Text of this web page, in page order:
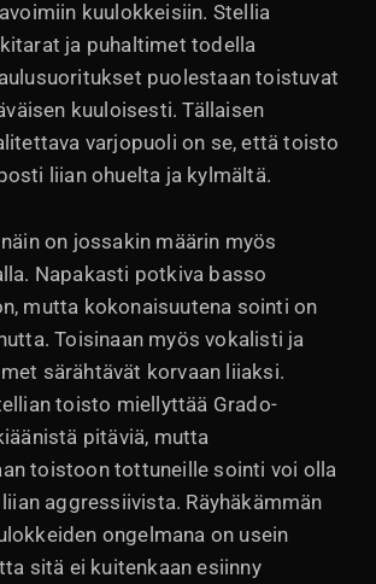
kuulokkeisiin. Stellia
ja puhaltimet todella
puolestaan toistuvat
kuuloisesti. Tällaisen
varjopuoli on se, että toisto
liian ohuelta ja kylmältä.
on jossakin määrin myös
Napakasti potkiva basso
mutta kokonaisuutena sointi on
Toisinaan myös vokalisti ja
särähtävät korvaan liiaksi.
toisto miellyttää Grado-
pitäviä, mutta
toistoon tottuneille sointi voi olla
aggressiivista. Räyhäkämmän
ongelmana on usein
sitä ei kuitenkaan esiinny